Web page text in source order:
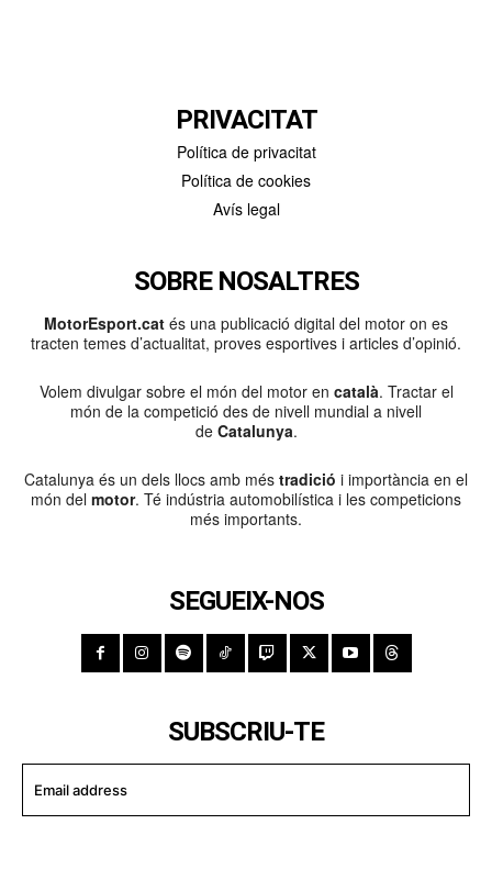
PRIVACITAT
Política de privacitat
Política de cookies
Avís legal
SOBRE NOSALTRES
MotorEsport.cat és una publicació digital del motor on es
tracten temes d’actualitat, proves esportives i articles d’opinió.
Volem divulgar sobre el món del motor en català. Tractar el
món de la competició des de nivell mundial a nivell
de Catalunya.
Catalunya és un dels llocs amb més tradició i importància en el
món del motor. Té indústria automobilística i les competicions
més importants.
SEGUEIX-NOS
SUBSCRIU-TE